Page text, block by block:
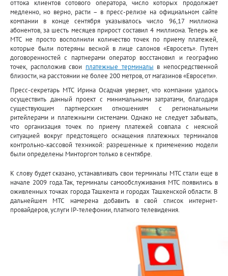
оттока клиентов сотового оператора, число которых продолжает
медленно, но верно, расти – в пресс-релизе на официальном сайте
компании в конце сентября указывалось число 96,17 миллиона
абонентов, за шесть месяцев прирост составил 4 миллиона. Теперь же
МТС не просто восполнили количество точек по приему платежей,
которые были потеряны весной в лице салонов «Евросеть». Путем
договоренностей с партнерами оператор восстановил и географию
точек, расположив свои платежные терминалы в непосредственной
близости, на расстоянии не более 200 метров, от магазинов «Евросети».
Пресс-секретарь МТС Ирина Осадчая уверяет, что компании удалось
осуществить данный проект с минимальными затратами, благодаря
существующим партнерским отношениям с региональными
ритейлерами и платежными системами. Однако не следует забывать,
что организация точек по приему платежей совпала с неясной
ситуацией вокруг предстоящего оснащения платежных терминалов
контрольно-кассовой техникой: разрешенные к применению модели
были определены Минторгом только в сентябре.
К слову будет сказано, устанавливать свои терминалы МТС стали еще в
начале 2009 года.Так, терминалы самообслуживания МТС появились в
оживленных точках города Ташкента и городах Ташкенской области. В
дальнейшем МТС намерена добавить в свой список интернет-
провайдеров, услуги IP-телефонии, платного телевидения.